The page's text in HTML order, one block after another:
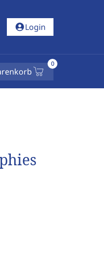
account_circleLogin
0